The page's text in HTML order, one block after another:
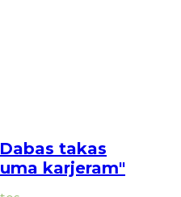
takas
karjeram"